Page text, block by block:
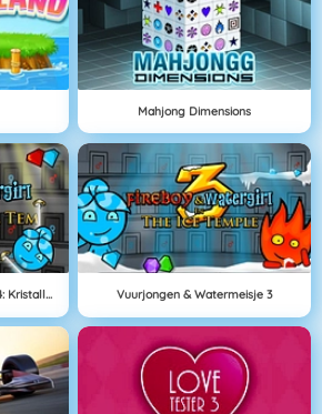
Mahjong Dimensions
Vuurjongen & Watermeisje 4: Kristallen Tempel Vuurjongen & Watermeisje 3